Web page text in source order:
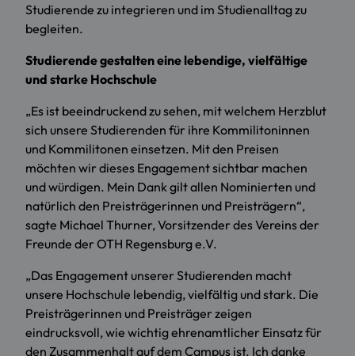
Studierende zu integrieren und im Studienalltag zu
begleiten.
Studierende gestalten eine lebendige, vielfältige
und starke Hochschule
„Es ist beeindruckend zu sehen, mit welchem Herzblut
sich unsere Studierenden für ihre Kommilitoninnen
und Kommilitonen einsetzen. Mit den Preisen
möchten wir dieses Engagement sichtbar machen
und würdigen. Mein Dank gilt allen Nominierten und
natürlich den Preisträgerinnen und Preisträgern“,
sagte Michael Thurner, Vorsitzender des Vereins der
Freunde der OTH Regensburg e.V.
„Das Engagement unserer Studierenden macht
unsere Hochschule lebendig, vielfältig und stark. Die
Preisträgerinnen und Preisträger zeigen
eindrucksvoll, wie wichtig ehrenamtlicher Einsatz für
den Zusammenhalt auf dem Campus ist. Ich danke